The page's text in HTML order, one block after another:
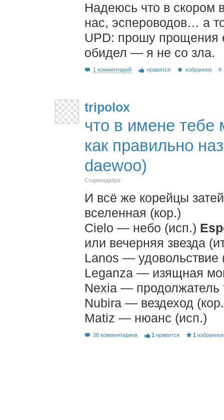
Надеюсь что в скором
нас, эспероводов… а
UPD: прошу прощения
обидел — я не со зла.
1 комментарий нравится избранное #
tripolox
что в имене
как правильно
daewoo)
Старокадабра
И всё же корейцы
вселенная (кор.)
Cielo — небо (исп.)
или вечерняя звезда
Lanos — удовольствие
Leganza — изящная
Nexia — продолжатель
Nubira — вездеход
Matiz — нюанс (исп.)
38 комментариев 1 нравится 1 избранное